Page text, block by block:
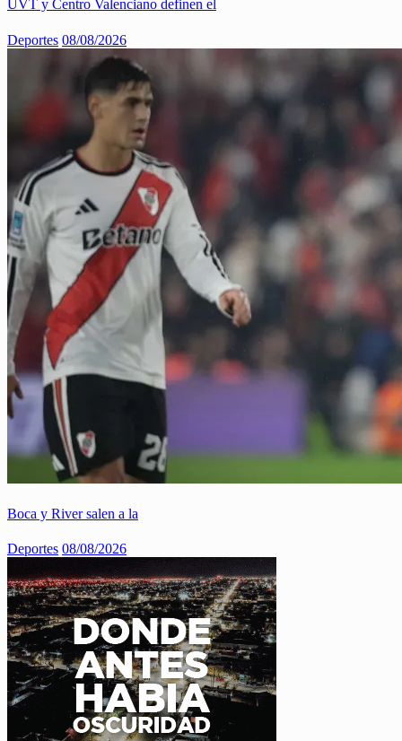
UVT y Centro Valenciano definen el
Deportes 08/08/2026
Boca y River salen a la
Deportes 08/08/2026